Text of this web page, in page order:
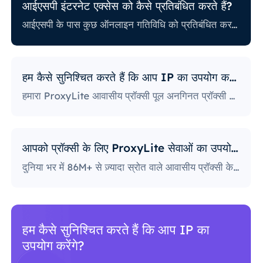
आईएसपी इंटरनेट एक्सेस को कैसे प्रतिबंधित करते हैं?
आईएसपी के पास कुछ ऑनलाइन गतिविधि को प्रतिबंधित करने से संबंधित अलग-अलग नीतियां भी हैं। कुछ आईएसपी कुछ वेबसाइटों को ब्लॉक करते हैं, जो प्रॉक्सी उपयोगकर्ताओं के लिए एक बड़ी समस्या हो सकती है। सबसे सख्त नीतियों वाले लोग सोशल मीडिया प्लेटफ़ॉर्म, समाचार साइटों और बहुत कुछ तक पहुंच को अवरुद्ध करते हैं। विशिष्ट पोर्ट को ब्लॉक करना भी एक काफी लोकप्रिय अभ्यास है, जो उपयोगकर्ताओं द्वारा इंटरनेट तक पहुँचने और उसका उपयोग करने के तरीके को गंभीर रूप से सीमित करता है।
हम कैसे सुनिश्चित करते हैं कि आप IP का उपयोग करेंगे?
हमारा ProxyLite आवासीय प्रॉक्सी पूल अनगिनत प्रॉक्सी प्रदान करता है, इसलिए हमारे ग्राहकों को डाउनटाइम और IP ब्लॉकिंग के बारे में चिंता करने की ज़रूरत नहीं है। आप इस प्रदाता के साथ काम करने वाले स्थानों से प्रॉक्सी सर्वर के साथ अपनी ज़रूरत के डेटा तक पहुँच प्राप्त कर सकते हैं।
आपको प्रॉक्सी के लिए ProxyLite सेवाओं का उपयोग क्यों करना चाहिए?
दुनिया भर में 86M+ से ज़्यादा स्रोत वाले आवासीय प्रॉक्सी के साथ, ProxyLite असली प्रॉक्सी सर्वर के लिए सबसे बढ़िया विकल्प है।
आपको प्रॉक्सी के लिए ProxyLite सेवाओं का
उपयोग क्यों करना चाहिए?